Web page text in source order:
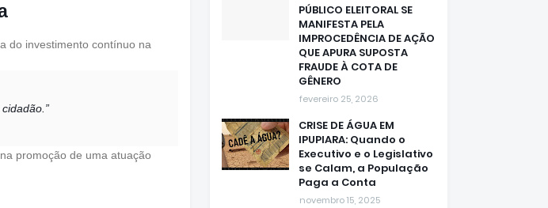
do investimento contínuo na
promoção de uma atuação
IPUPIARA: MINISTÉRIO
PÚBLICO ELEITORAL SE
MANIFESTA PELA
IMPROCEDÊNCIA DE AÇÃO
QUE APURA SUPOSTA
FRAUDE À COTA DE
GÊNERO
CRISE DE ÁGUA EM
IPUPIARA: Quando o
Executivo e o Legislativo
se Calam, a População
Paga a Conta